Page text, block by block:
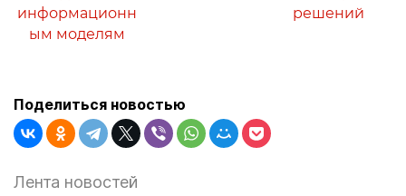
информационн
ым моделям
решений
Поделиться новостью
Лента новостей